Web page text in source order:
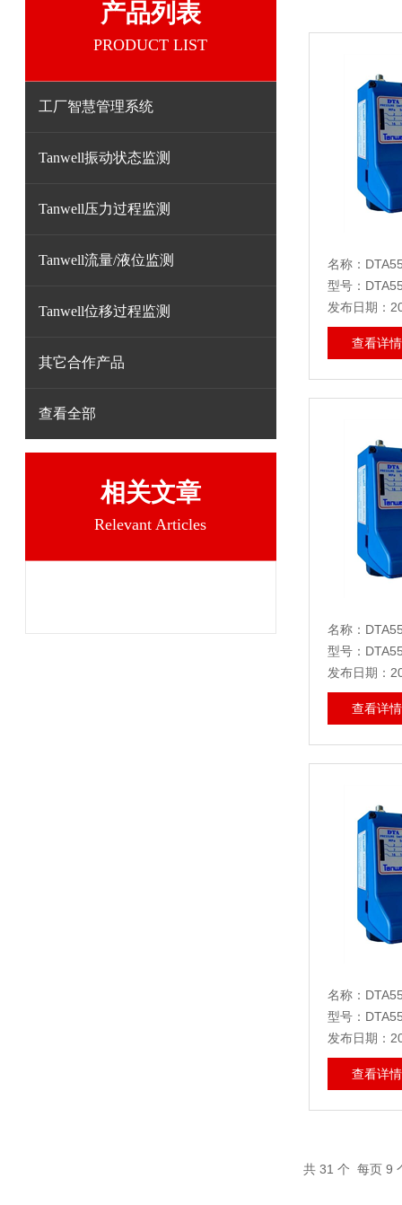
产品列表
PRODUCT LIST
工厂智慧管理系统
Tanwell振动状态监测
Tanwell压力过程监测
Tanwell流量/液位监测
Tanwell位移过程监测
其它合作产品
查看全部
相关文章
Relevant Articles
名称：
型号：
发布日期：
查看详情
名称：
型号：
发布日期：
查看详情
名称：
型号：
发布日期：
查看详情
共 31 个 每页 9